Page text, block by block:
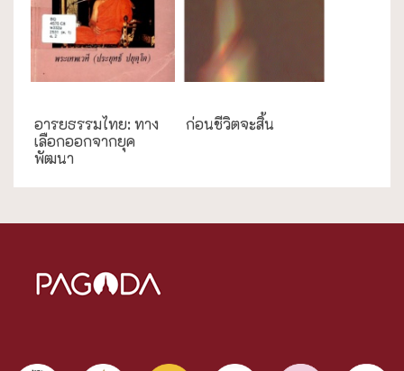
อารยธรรมไทย: ทาง
เลือกออกจากยุค
พัฒนา
ก่อนชีวิตจะสิ้น